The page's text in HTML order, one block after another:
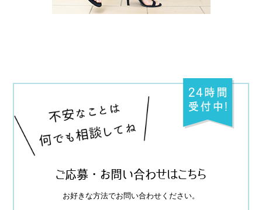
ご応募・お問い合わせはこちら
お好きな方法でお問い合わせください。